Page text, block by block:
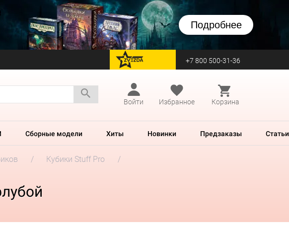
Подробнее
перейти на Zvezda +7 800 500-31-36
Войти
Избранное Корзина
Сборные модели Хиты Новинки Предзаказы Статьи
Кубики Stuff Pro